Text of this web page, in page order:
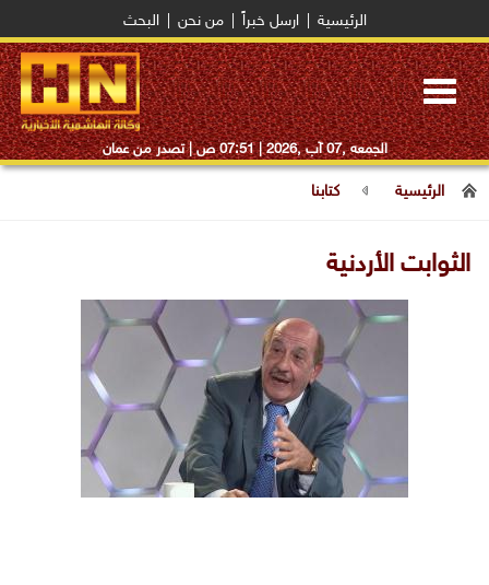
الرئيسية ارسل خبراً من نحن البحث
Toggle
navigation
الجمعه ,07 آب ,2026 | 07:51 ص | تصدر من عمان
الرئيسية كتابنا
الثوابت الأردنية